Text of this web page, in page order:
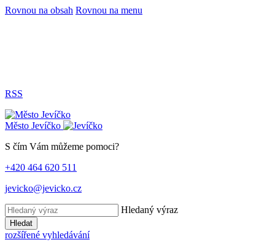
Rovnou na obsah Rovnou na menu
RSS
Město Jevíčko
S čím Vám můžeme pomoci?
+420 464 620 511
jevicko@jevicko.cz
Hledaný výraz
Hledat
rozšířené vyhledávání